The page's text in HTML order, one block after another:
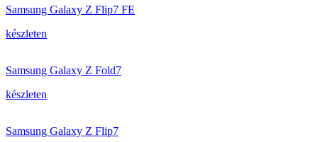
Samsung Galaxy Z Flip7 FE
készleten
Samsung Galaxy Z Fold7
készleten
Samsung Galaxy Z Flip7